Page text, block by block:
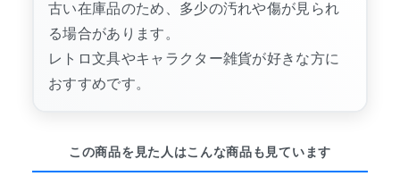
古い在庫品のため、多少の汚れや傷が見られ
る場合があります。
レトロ文具やキャラクター雑貨が好きな方に
おすすめです。
この商品を見た人はこんな商品も見ています